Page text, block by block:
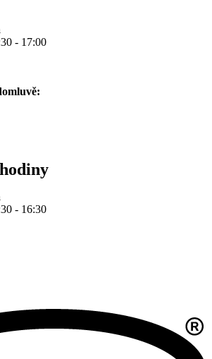
- 17:00
- 16:30